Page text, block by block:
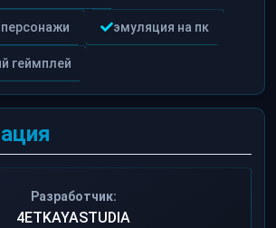
эмуляция на пк
геймплей
Разработчик:
4ETKAYASTUDIA